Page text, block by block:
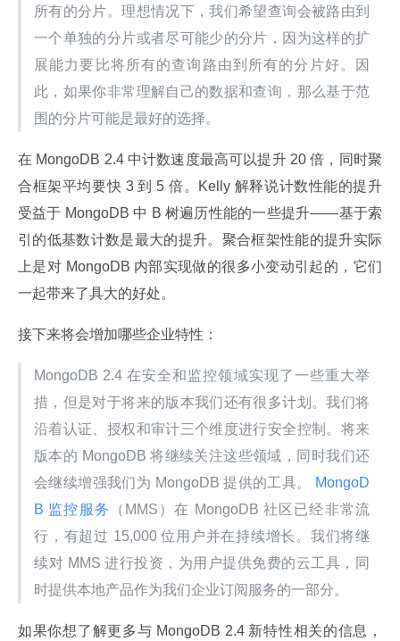
所有的分片。理想情况下，我们希望查询会被路由到
一个单独的分片或者尽可能少的分片，因为这样的扩
展能力要比将所有的查询路由到所有的分片好。因
此，如果你非常理解自己的数据和查询，那么基于范
围的分片可能是最好的选择。
在 MongoDB 2.4 中计数速度最高可以提升 20 倍，同时聚
合框架平均要快 3 到 5 倍。Kelly 解释说计数性能的提升
受益于 MongoDB 中 B 树遍历性能的一些提升——基于索
引的低基数计数是最大的提升。聚合框架性能的提升实际
上是对 MongoDB 内部实现做的很多小变动引起的，它们
一起带来了具大的好处。
接下来将会增加哪些企业特性：
MongoDB 2.4 在安全和监控领域实现了一些重大举
措，但是对于将来的版本我们还有很多计划。我们将
沿着认证、授权和审计三个维度进行安全控制。将来
版本的 MongoDB 将继续关注这些领域，同时我们还
会继续增强我们为 MongoDB 提供的工具。
MongoD
B 监控服务
（MMS）在 MongoDB 社区已经非常流
行，有超过 15,000 位用户并在持续增长。我们将继
续对 MMS 进行投资，为用户提供免费的云工具，同
时提供本地产品作为我们企业订阅服务的一部分。
如果你想了解更多与 MongoDB 2.4 新特性相关的信息，